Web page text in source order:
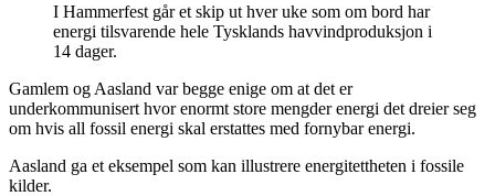
I Hammerfest går et skip ut hver uke som om bord har
energi tilsvarende hele Tysklands havvindproduksjon i
14 dager.
Gamlem og Aasland var begge enige om at det er
underkommunisert hvor enormt store mengder energi det dreier seg
om hvis all fossil energi skal erstattes med fornybar energi.
Aasland ga et eksempel som kan illustrere energitettheten i fossile
kilder.